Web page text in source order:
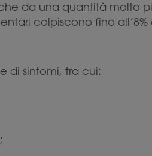
da una quantità molto
colpiscono fino
di sintomi, tra cui: